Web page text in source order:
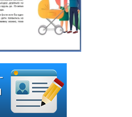
города
С.М.»